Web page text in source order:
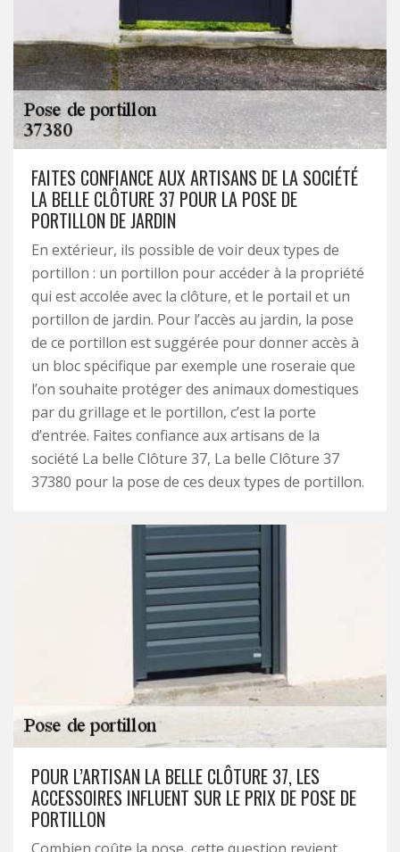
FAITES CONFIANCE AUX ARTISANS DE LA SOCIÉTÉ
LA BELLE CLÔTURE 37 POUR LA POSE DE
PORTILLON DE JARDIN
En extérieur, ils possible de voir deux types de
portillon : un portillon pour accéder à la propriété
qui est accolée avec la clôture, et le portail et un
portillon de jardin. Pour l’accès au jardin, la pose
de ce portillon est suggérée pour donner accès à
un bloc spécifique par exemple une roseraie que
l’on souhaite protéger des animaux domestiques
par du grillage et le portillon, c’est la porte
d’entrée. Faites confiance aux artisans de la
société La belle Clôture 37, La belle Clôture 37
37380 pour la pose de ces deux types de portillon.
POUR L’ARTISAN LA BELLE CLÔTURE 37, LES
ACCESSOIRES INFLUENT SUR LE PRIX DE POSE DE
PORTILLON